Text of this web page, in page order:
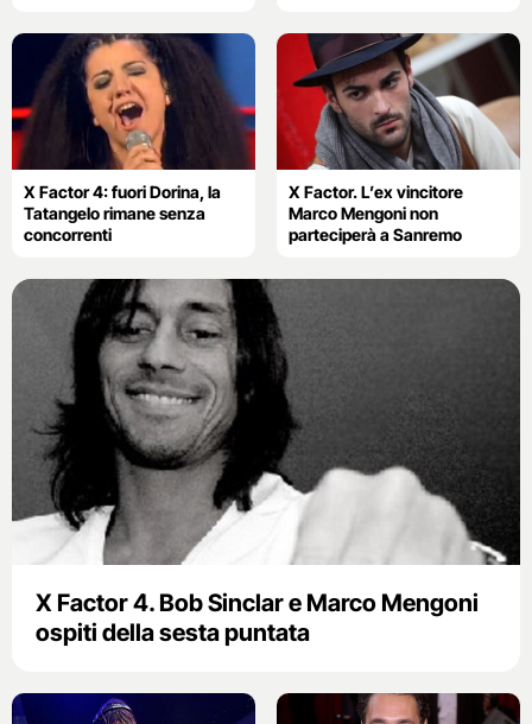
X Factor 4: fuori Dorina, la
Tatangelo rimane senza
concorrenti
X Factor. L’ex vincitore
Marco Mengoni non
parteciperà a Sanremo
X Factor 4. Bob Sinclar e Marco Mengoni
ospiti della sesta puntata